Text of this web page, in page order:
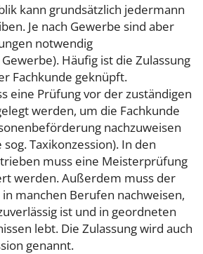
kann grundsätzlich jedermann
Je nach Gewerbe sind aber
notwendig
Häufig ist die Zulassung
Fachkunde geknüpft.
eine Prüfung vor der zuständigen
werden, um die Fachkunde
nachzuweisen
Taxikonzession). In den
muss eine Meisterprüfung
werden. Außerdem muss der
manchen Berufen nachweisen,
ist und in geordneten
lebt. Die Zulassung wird auch
genannt.